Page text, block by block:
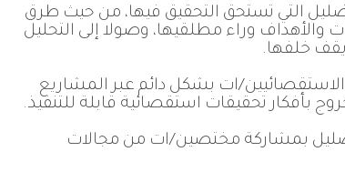
التي تستحق التحقيق فيها، من حيث طرق
وراء مطلقيها، وصولا إلى التحليل
يقف خلفها.
ات بشكل دائم عبر المشاريع
تحقيقات استقصائية قابلة للتنفيذ.
بمشاركة مختصين/ات من مجالات